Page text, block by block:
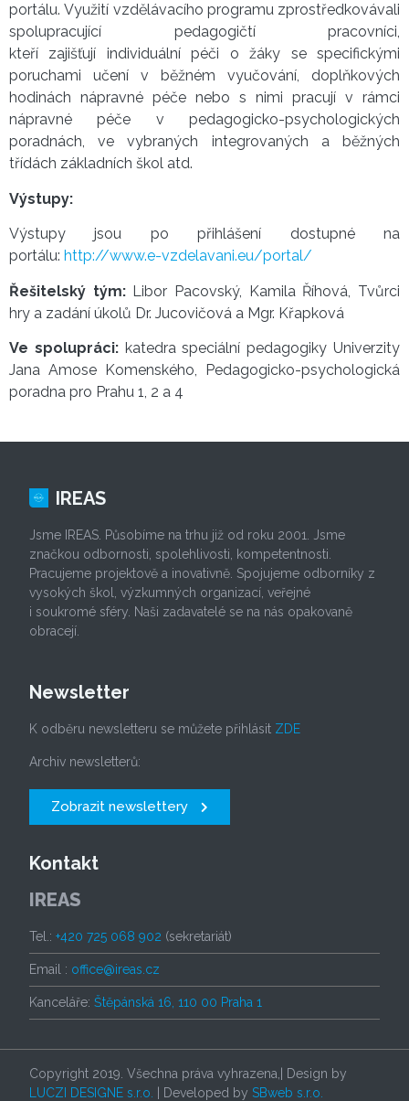
portálu. Využití vzdělávacího programu zprostředkovávali
spolupracující pedagogičtí pracovníci,
kteří zajišťují individuální péči o žáky se specifickými
poruchami učení v běžném vyučování, doplňkových
hodinách nápravné péče nebo s nimi pracují v rámci
nápravné péče v pedagogicko-psychologických
poradnách, ve vybraných integrovaných a běžných
třídách základních škol atd.
Výstupy:
Výstupy jsou po přihlášení dostupné na
portálu: http://www.e-vzdelavani.eu/portal/
Řešitelský tým: Libor Pacovský, Kamila Říhová, Tvůrci
hry a zadání úkolů Dr. Jucovičová a Mgr. Křapková
Ve spolupráci:katedra speciální pedagogiky Univerzity
Jana Amose Komenského, Pedagogicko-psychologická
poradna pro Prahu 1, 2 a 4
IREAS
Jsme IREAS. Působíme na trhu již od roku 2001. Jsme
značkou odbornosti, spolehlivosti, kompetentnosti.
Pracujeme projektově a inovativně. Spojujeme odborníky z
vysokých škol, výzkumných organizací, veřejné
i soukromé sféry. Naši zadavatelé se na nás opakovaně
obracejí.
Newsletter
K odběru newsletteru se můžete přihlásit ZDE
Archiv newsletterů:
Zobrazit newslettery
Kontakt
IREAS
Tel.: +420 725 068 902 (sekretariát)
Email : office@ireas.cz
Kanceláře: Štěpánská 16, 110 00 Praha 1
Copyright 2019. Všechna práva vyhrazena,| Design by
LUCZI DESIGNE s.r.o. | Developed by SBweb s.r.o.